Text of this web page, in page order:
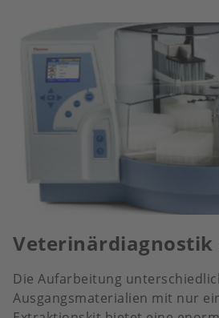
Veterinärdiagnostik
Die Aufarbeitung
Ausgangsmaterialien mit nur